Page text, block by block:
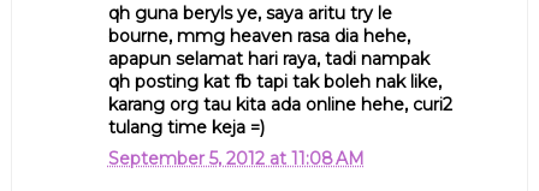
qh guna beryls ye, saya aritu try le
bourne, mmg heaven rasa dia hehe,
apapun selamat hari raya, tadi nampak
qh posting kat fb tapi tak boleh nak like,
karang org tau kita ada online hehe, curi2
tulang time keja =)
September 5, 2012 at 11:08 AM